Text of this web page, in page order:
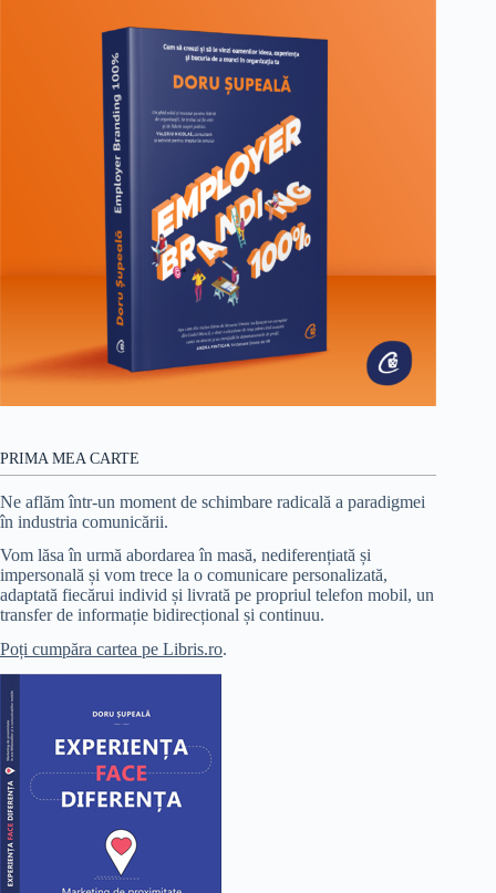
PRIMA MEA CARTE
Ne aflăm într-un moment de schimbare radicală a paradigmei
în industria comunicării.
Vom lăsa în urmă abordarea în masă, nediferențiată și
impersonală și vom trece la o comunicare personalizată,
adaptată fiecărui individ și livrată pe propriul telefon mobil, un
transfer de informație bidirecțional și continuu.
Poți cumpăra cartea pe Libris.ro.